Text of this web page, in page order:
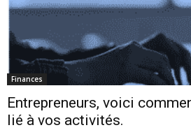
Finances
Entrepreneurs, voici
lié à vos activités.